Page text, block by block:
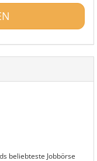
beliebteste Jobbörse